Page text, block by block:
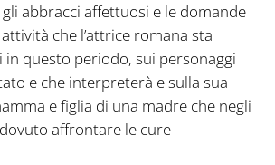
abbracci affettuosi e le domande
che l’attrice romana sta
questo periodo, sui personaggi
e che interpreterà e sulla sua
e figlia di una madre che negli
affrontare le cure